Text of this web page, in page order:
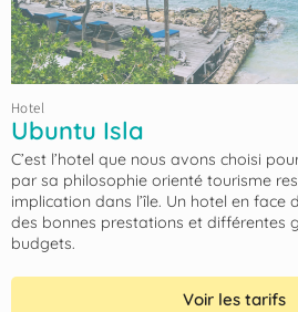
Hotel
Ubuntu Isla
C’est l’hotel que nous avons choisi
par sa philosophie orienté tourisme
implication dans l’île. Un hotel en face
des bonnes prestations et différentes
budgets.
Voir les tarifs